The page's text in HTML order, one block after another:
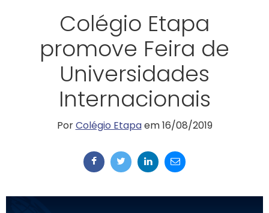
Colégio Etapa
promove Feira de
Universidades
Internacionais
PorColégio Etapaem 16/08/2019